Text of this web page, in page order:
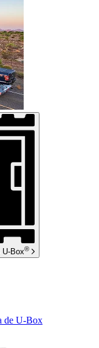
U-Box®
de U-Box